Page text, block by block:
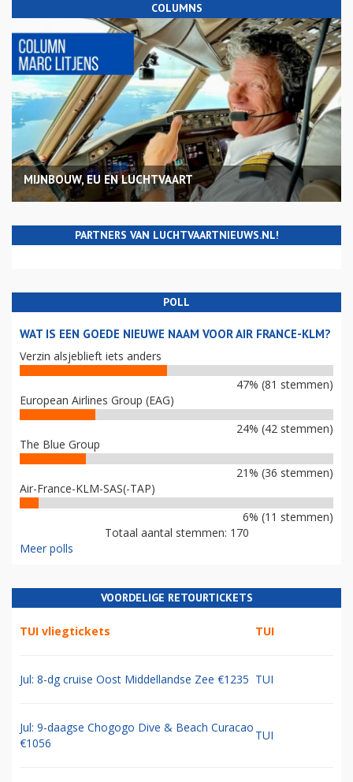
COLUMNS
MIJNBOUW, EU EN LUCHTVAART
PARTNERS VAN LUCHTVAARTNIEUWS.NL!
POLL
WAT IS EEN GOEDE NIEUWE NAAM VOOR AIR FRANCE-KLM?
Verzin alsjeblieft iets anders
47% (81 stemmen)
European Airlines Group (EAG)
24% (42 stemmen)
The Blue Group
21% (36 stemmen)
Air-France-KLM-SAS(-TAP)
6% (11 stemmen)
Totaal aantal stemmen: 170
Meer polls
VOORDELIGE RETOURTICKETS
TUI vliegtickets TUI
Jul: 8-dg cruise Oost Middellandse Zee €1235 TUI
Jul: 9-daagse Chogogo Dive & Beach Curacao
€1056
TUI